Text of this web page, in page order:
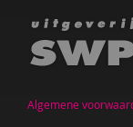
Algemene